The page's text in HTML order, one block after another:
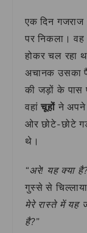
एक दिन
पर निकला।
होकर चल रहा
अचानक उसका
की जड़ों के पास
वहांचूहों ने अपने
ओर छोटे-छोटे
थे।
“अरे! यह क्या
गुस्से से
मेरे रास्ते में यह
है?”